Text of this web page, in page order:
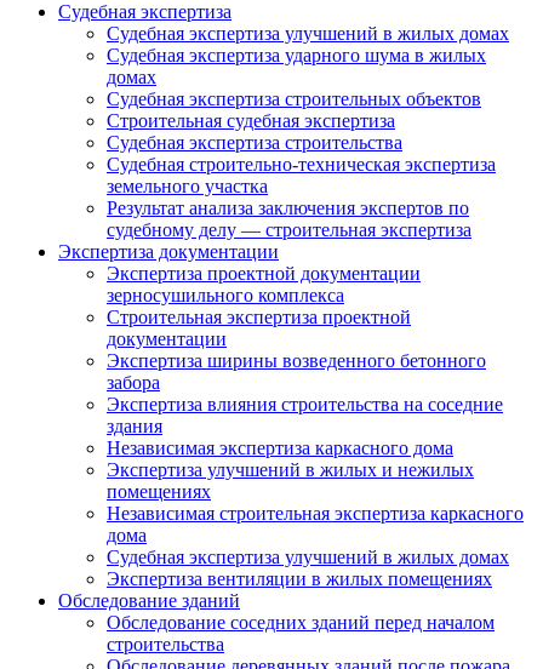
Судебная экспертиза
Судебная экспертиза улучшений в жилых домах
Судебная экспертиза ударного шума в жилых
домах
Судебная экспертиза строительных объектов
Строительная судебная экспертиза
Судебная экспертиза строительства
Судебная строительно-техническая экспертиза
земельного участка
Результат анализа заключения экспертов по
судебному делу — строительная экспертиза
Экспертиза документации
Экспертиза проектной документации
зерносушильного комплекса
Строительная экспертиза проектной
документации
Экспертиза ширины возведенного бетонного
забора
Экспертиза влияния строительства на соседние
здания
Независимая экспертиза каркасного дома
Экспертиза улучшений в жилых и нежилых
помещениях
Независимая строительная экспертиза каркасного
дома
Судебная экспертиза улучшений в жилых домах
Экспертиза вентиляции в жилых помещениях
Обследование зданий
Обследование соседних зданий перед началом
строительства